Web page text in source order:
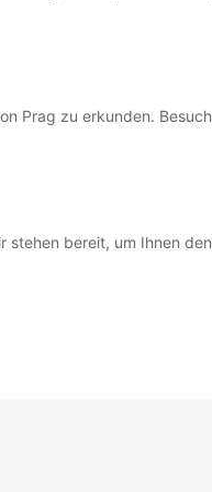
Prag zu erkunden.
stehen bereit, um Ihnen